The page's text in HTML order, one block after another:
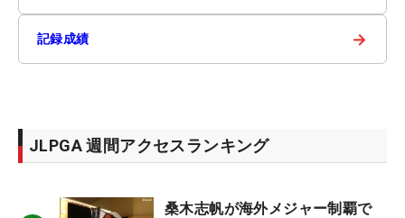
記録成績 →
JLPGA 週間アクセスランキング
桑木志帆が海外メジャー制覇で